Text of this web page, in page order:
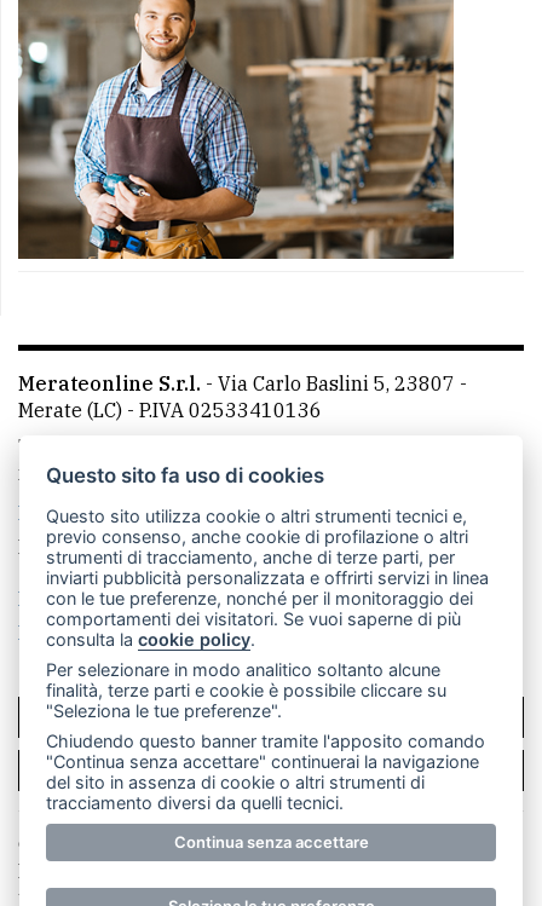
Merateonline S.r.l. - Via Carlo Baslini 5, 23807 -
Merate (LC) - P.IVA 02533410136
Telefono:
mail: redazione@merateonline.it
La redazione
CasateOnline LeccoOnline
RSS
Made by VIP
Privacy policy
Cookie policy
Rivedi le tue scelte sui cookie
SCRIVICI
PER LA TUA PUBBLICITÀ
© Copyright Merateonline S.r.l. - Tutti i diritti riservati.
E' proibita la riproduzione e pubblicazione anche
parziale di testi, articoli e immagini senza la
Questo sito fa uso di cookies
Questo sito utilizza cookie o altri strumenti tecnici e,
previo consenso, anche cookie di profilazione o altri
strumenti di tracciamento, anche di terze parti, per
inviarti pubblicità personalizzata e offrirti servizi in linea
con le tue preferenze, nonché per il monitoraggio dei
comportamenti dei visitatori. Se vuoi saperne di più
consulta lacookie policy.
Per selezionare in modo analitico soltanto alcune
finalità, terze parti e cookie è possibile cliccare su
"Seleziona le tue preferenze".
Chiudendo questo banner tramite l'apposito comando
"Continua senza accettare" continuerai la navigazione
del sito in assenza di cookie o altri strumenti di
tracciamento diversi da quelli tecnici.
Continua senza accettare